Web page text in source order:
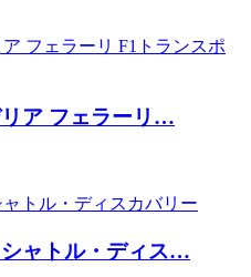
ア フェラーリ…
ャトル・ディス…